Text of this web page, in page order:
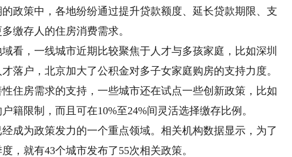
策中，各地纷纷通过提升贷款额度、延长贷款期限、支
缴存人的住房消费需求。
，一线城市近期比较聚焦于人才与多孩家庭，比如深圳
落户，北京加大了公积金对多子女家庭购房的支持力度。
住房需求的支持，一些城市还在试点一些创新政策，比如
籍限制，而且可在10%至24%间灵活选择缴存比例。
为政策发力的一个重点领域。相关机构数据显示，为了
，就有43个城市发布了55次相关政策。